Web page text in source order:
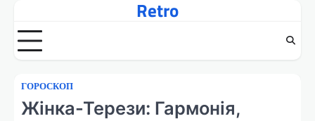
вмісту
Retro
ГОРОСКОП
Жінка-Терези: Гармонія,